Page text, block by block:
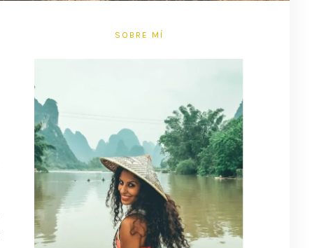
SOBRE MÍ